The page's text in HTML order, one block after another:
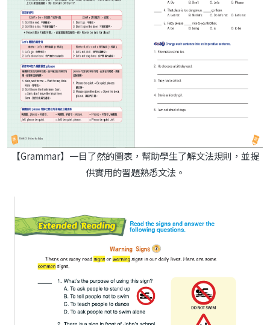
【Grammar】一目了然的圖表，幫助學生了解文法規則，並提
供實用的習題熟悉文法。